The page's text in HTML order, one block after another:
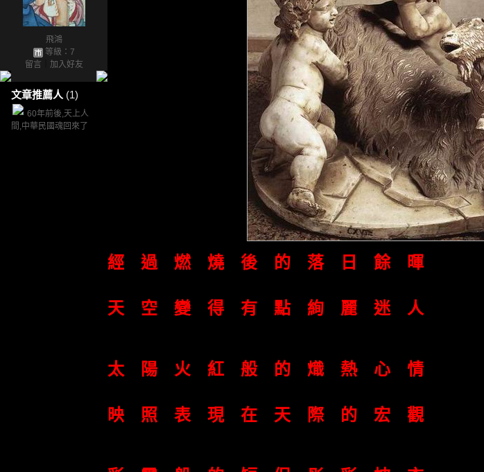
飛鴻
等級：7
留言
加入好友
文章推薦人 (1)
60年前後,天上人
間,中華民國魂回來了
經 過 燃 燒 後 的 落 日 餘 暉
天 空 變 得 有 點 絢 麗 迷 人
太 陽 火 紅 般 的 熾 熱 心 情
映 照 表 現 在 天 際 的 宏 觀